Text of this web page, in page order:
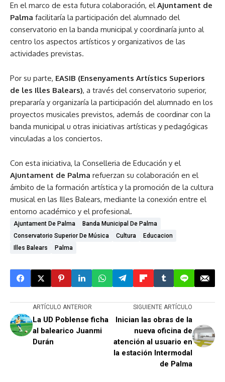
En el marco de esta futura colaboración, elAjuntament de
Palma facilitaría la participación del alumnado del
conservatorio en la banda municipal y coordinaría junto al
centro los aspectos artísticos y organizativos de las
actividades previstas.
Por su parte, EASIB (Ensenyaments Artístics Superiors
de les Illes Balears), a través del conservatorio superior,
prepararía y organizaría la participación del alumnado en los
proyectos musicales previstos, además de coordinar con la
banda municipal u otras iniciativas artísticas y pedagógicas
vinculadas a los conciertos.
Con esta iniciativa, la Conselleria de Educación y el
Ajuntament de Palma refuerzan su colaboración en el
ámbito de la formación artística y la promoción de la cultura
musical en las Illes Balears, mediante la conexión entre el
entorno académico y el profesional.
Ajuntament De Palma
Banda Municipal De Palma
Conservatorio Superior De Música
Cultura
Educacion
Illes Balears
Palma
ARTÍCULO ANTERIOR
La UD Poblense ficha
al balearico Juanmi
Durán
SIGUIENTE ARTÍCULO
Inician las obras de la
nueva oficina de
atención al usuario en
la estación Intermodal
de Palma